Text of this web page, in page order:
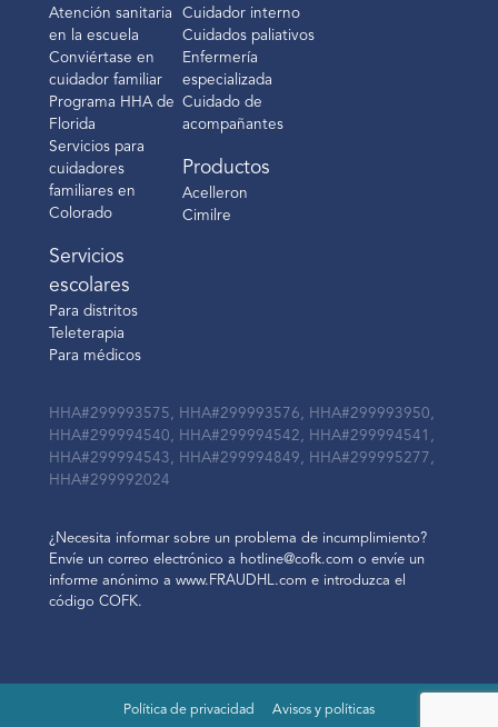
Atención sanitaria
en la escuela
Conviértase en
cuidador familiar
Programa HHA de
Florida
Servicios para
cuidadores
familiares en
Colorado
Servicios
escolares
Para distritos
Teleterapia
Para médicos
Cuidador interno
Cuidados paliativos
Enfermería
especializada
Cuidado de
acompañantes
Productos
Acelleron
Cimilre
HHA#299993575, HHA#299993576, HHA#299993950,
HHA#299994540, HHA#299994542, HHA#299994541,
HHA#299994543, HHA#299994849, HHA#299995277,
HHA#299992024
¿Necesita informar sobre un problema de incumplimiento?
Envíe un correo electrónico a hotline@cofk.com o envíe un
informe anónimo a www.FRAUDHL.com e introduzca el
código COFK.
Política de privacidad Avisos y políticas